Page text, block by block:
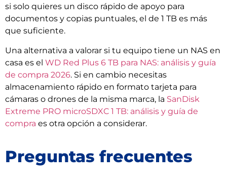
si solo quieres un disco rápido de apoyo para
documentos y copias puntuales, el de 1 TB es más
que suficiente.
Una alternativa a valorar si tu equipo tiene un NAS en
casa es el WD Red Plus 6 TB para NAS: análisis y guía
de compra 2026. Si en cambio necesitas
almacenamiento rápido en formato tarjeta para
cámaras o drones de la misma marca, la SanDisk
Extreme PRO microSDXC 1 TB: análisis y guía de
compra es otra opción a considerar.
Preguntas frecuentes